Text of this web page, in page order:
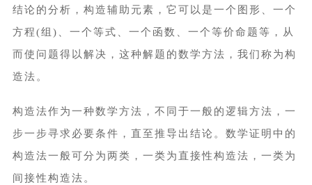
结论的分析，构造辅助元素，它可以是一个图形、一个
方程(组)、一个等式、一个函数、一个等价命题等，从
而使问题得以解决，这种解题的数学方法，我们称为构
造法。
构造法作为一种数学方法，不同于一般的逻辑方法，一
步一步寻求必要条件，直至推导出结论。数学证明中的
构造法一般可分为两类，一类为直接性构造法，一类为
间接性构造法。